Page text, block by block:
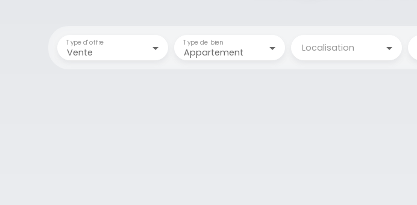
Vente
Type d'offre
Appartement
Type de bien Localisation